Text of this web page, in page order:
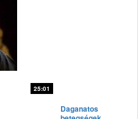
25:01
Daganatos